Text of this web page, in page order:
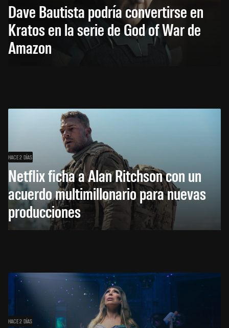
Dave Bautista podría convertirse en
Kratos en la serie de God of War de
Amazon
HACE 2 DÍAS
Netflix ficha a Alan Ritchson con un
acuerdo multimillonario para nuevas
producciones
HACE 2 DÍAS